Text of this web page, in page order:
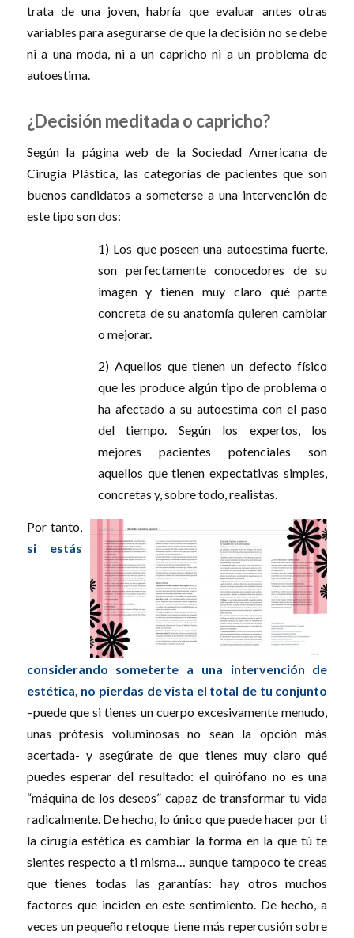
trata de una joven, habría que evaluar antes otras
variables para asegurarse de que la decisión no se debe
ni a una moda, ni a un capricho ni a un problema de
autoestima.
¿Decisión meditada o capricho?
Según la página web de la Sociedad Americana de
Cirugía Plástica, las categorías de pacientes que son
buenos candidatos a someterse a una intervención de
este tipo son dos:
1) Los que poseen una autoestima fuerte,
son perfectamente conocedores de su
imagen y tienen muy claro qué parte
concreta de su anatomía quieren cambiar
o mejorar.
2) Aquellos que tienen un defecto físico
que les produce algún tipo de problema o
ha afectado a su autoestima con el paso
del tiempo. Según los expertos, los
mejores pacientes potenciales son
aquellos que tienen expectativas simples,
concretas y, sobre todo, realistas.
Por tanto,
si estás
considerando someterte a una intervención de
estética, no pierdas de vista el total de tu conjunto
–puede que si tienes un cuerpo excesivamente menudo,
unas prótesis voluminosas no sean la opción más
acertada- y asegúrate de que tienes muy claro qué
puedes esperar del resultado: el quirófano no es una
“máquina de los deseos” capaz de transformar tu vida
radicalmente. De hecho, lo único que puede hacer por ti
la cirugía estética es cambiar la forma en la que tú te
sientes respecto a ti misma… aunque tampoco te creas
que tienes todas las garantías: hay otros muchos
factores que inciden en este sentimiento. De hecho, a
veces un pequeño retoque tiene más repercusión sobre